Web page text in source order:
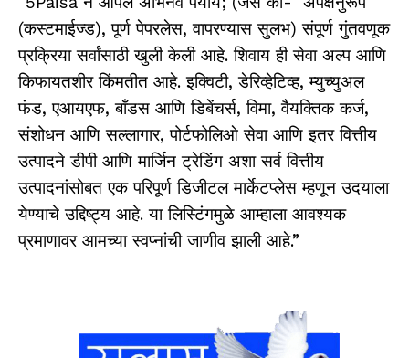
(कस्टमाईज्ड), पूर्ण पेपरलेस, वापरण्यास सुलभ) संपूर्ण गुंतवणूक
प्रक्रिया सर्वांसाठी खुली केली आहे. शिवाय ही सेवा अल्प आणि
किफायतशीर किंमतीत आहे.इक्विटी,डेरिव्हेटिव्ह,म्युच्युअल
फंड,एआयएफ,बॉंडस आणि डिबेंचर्स,विमा,वैयक्तिक कर्ज,
संशोधन आणि सल्लागार,पोर्टफोलिओ सेवा आणि इतर वित्तीय
उत्पादने डीपी आणि मार्जिन ट्रेडिंग अशा सर्व वित्तीय
उत्पादनांसोबत एक परिपूर्ण डिजीटल मार्केटप्लेस म्हणून उदयाला
येण्याचे उद्दिष्ट्य आहे. या लिस्टिंगमुळे आम्हाला आवश्यक
प्रमाणावर आमच्या स्वप्नांची जाणीव झाली आहे.”